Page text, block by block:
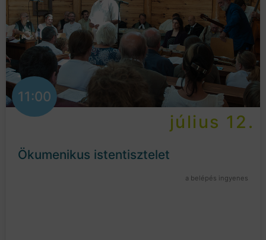
11:00
július 12.
Ökumenikus istentisztelet
a belépés ingyenes